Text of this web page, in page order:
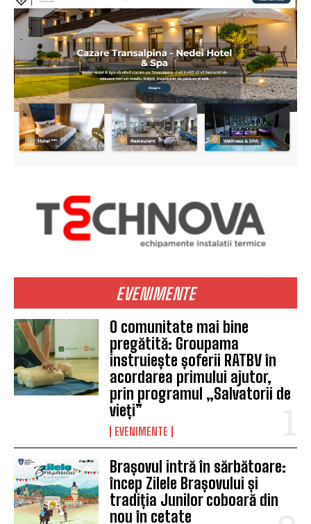
EVENIMENTE
O comunitate mai bine
pregătită: Groupama
instruiește șoferii RATBV în
acordarea primului ajutor,
prin programul „Salvatorii de
vieți”
EVENIMENTE
Brașovul intră în sărbătoare:
încep Zilele Brașovului și
tradiția Junilor coboară din
nou în cetate